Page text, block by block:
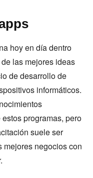
hoy en día dentro
las mejores ideas
de desarrollo de
informáticos.
programas, pero
suele ser
mejores negocios con